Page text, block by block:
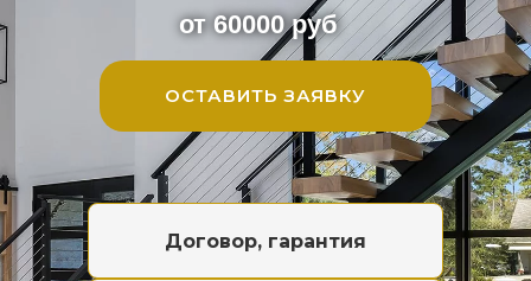
от 60000 руб
ОСТАВИТЬ ЗАЯВКУ
Договор, гарантия